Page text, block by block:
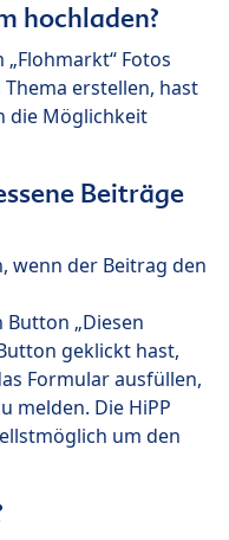
hochladen?
Fotos
erstellen, hast
die Möglichkeit
Beiträge
wenn der Beitrag den
„Diesen
geklickt hast,
Formular ausfüllen,
melden. Die HiPP
um den